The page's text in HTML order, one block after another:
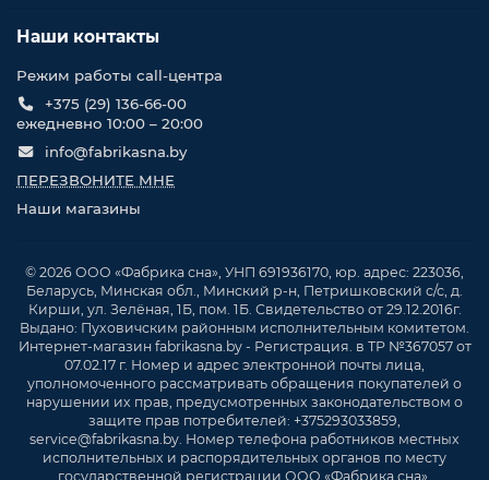
Наши контакты
Режим работы call-центра
+375 (29) 136-66-00
ежедневно 10:00 – 20:00
info@fabrikasna.by
ПЕРЕЗВОНИТЕ МНЕ
Наши магазины
© 2026 ООО «Фабрика сна», УНП 691936170, юр. адрес: 223036,
Беларусь, Минская обл., Минский р-н, Петришковский с/с, д.
Кирши, ул. Зелёная, 1Б, пом. 1Б. Свидетельство от 29.12.2016г.
Выдано: Пуховичским районным исполнительным комитетом.
Интернет-магазин fabrikasna.by - Регистрация. в ТР №367057 от
07.02.17 г. Номер и адрес электронной почты лица,
уполномоченного рассматривать обращения покупателей о
нарушении их прав, предусмотренных законодательством о
защите прав потребителей: +375293033859,
service@fabrikasna.by. Номер телефона работников местных
исполнительных и распорядительных органов по месту
государственной регистрации ООО «Фабрика сна»,